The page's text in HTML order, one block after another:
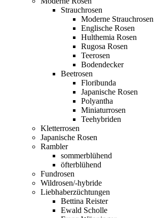
Strauchrosen
Moderne Strauchrosen
Englische Rosen
Hulthemia Rosen
Rugosa Rosen
Teerosen
Bodendecker
Beetrosen
Floribunda
Japanische Rosen
Polyantha
Miniaturrosen
Teehybriden
Kletterrosen
Japanische Rosen
Rambler
sommerblühend
öfterblühend
Fundrosen
Wildrosen/-hybride
Liebhaberzüchtungen
Bettina Reister
Ewald Scholle